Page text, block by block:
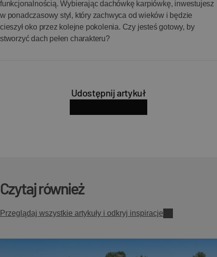
funkcjonalnością. Wybierając dachówkę karpiówkę, inwestujesz
w ponadczasowy styl, który zachwyca od wieków i będzie
cieszył oko przez kolejne pokolenia. Czy jesteś gotowy, by
stworzyć dach pełen charakteru?
Udostępnij artykuł
Czytaj również
Przeglądaj wszystkie artykuły i odkryj inspiracje